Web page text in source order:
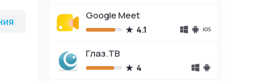
функциям,
или спама.
Google Meet
4.1
Глаз.ТВ
4